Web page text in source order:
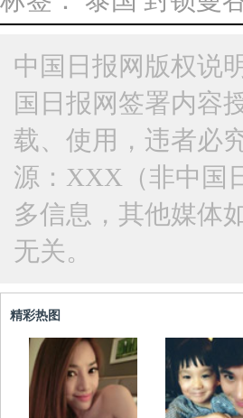
中国日报网版权说
国日报网签署内容
载、使用，违者必
源：XXX（非中国
多信息，其他媒体
无关。
精彩热图